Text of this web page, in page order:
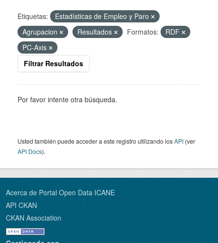
Etiquetas:
Estadísticas de Empleo y Paro
Agrupacion
Resultados Formatos:
RDF
PC-Axis
Filtrar Resultados
Por favor intente otra búsqueda.
Usted también puede acceder a este registro utilizando losAPI (ver
API Docs).
Acerca de Portal Open Data ICANE
API CKAN
CKAN Association